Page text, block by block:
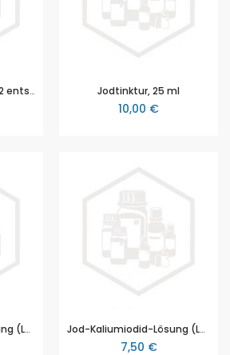
Jodlösung 0,5 mol/L J2 entspricht 1 N, 250 ml Jodtinktur, 25 ml
10,00 €
Jod-Kaliumiodid-Lösung (Lugolsche Lösung), 50 ml Jod-Kaliumiodid-Lösung (Lugolsche Lösung), 100 ml
7,50 €